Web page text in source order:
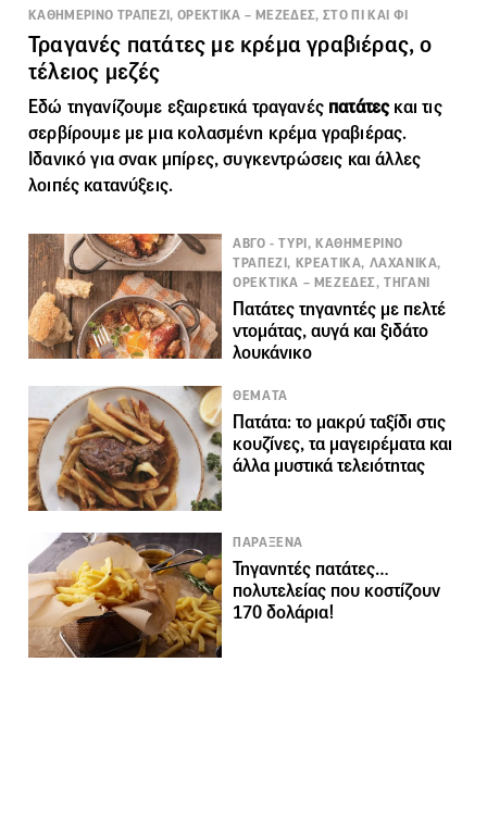
ΚΑΘΗΜΕΡΙΝΟ ΤΡΑΠΕΖΙ, ΟΡΕΚΤΙΚΑ – ΜΕΖΕΔΕΣ, ΣΤΟ ΠΙ ΚΑΙ ΦΙ
Τραγανές πατάτες με κρέμα γραβιέρας, ο
τέλειος μεζές
Εδώ τηγανίζουμε εξαιρετικά τραγανές πατάτεςκαι τις
σερβίρουμε με μια κολασμένη κρέμα γραβιέρας.
Ιδανικό για σνακ μπίρες, συγκεντρώσεις και άλλες
λοιπές κατανύξεις.
ΑΒΓΟ - ΤΥΡΙ, ΚΑΘΗΜΕΡΙΝΟ
ΤΡΑΠΕΖΙ, ΚΡΕΑΤΙΚΑ, ΛΑΧΑΝΙΚΑ,
ΟΡΕΚΤΙΚΑ – ΜΕΖΕΔΕΣ, ΤΗΓΑΝΙ
Πατάτες τηγανητές με πελτέ
ντομάτας, αυγά και ξιδάτο
λουκάνικο
ΘΕΜΑΤΑ
Πατάτα: το μακρύ ταξίδι στις
κουζίνες, τα μαγειρέματα και
άλλα μυστικά τελειότητας
ΠΑΡΑΞΕΝΑ
Τηγανητές πατάτες…
πολυτελείας που κοστίζουν
170 δολάρια!